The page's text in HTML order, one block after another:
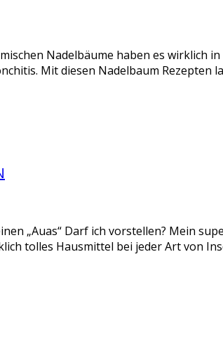
Nadelbäume haben es wirklich
Mit diesen Nadelbaum Rezepten
„Auas“ Darf ich vorstellen? Mein
tolles Hausmittel bei jeder Art von